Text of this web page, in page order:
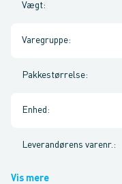
Vægt:
Varegruppe:
Pakkestørrelse:
Enhed :
Leverandørens varenr. :
Vis mere